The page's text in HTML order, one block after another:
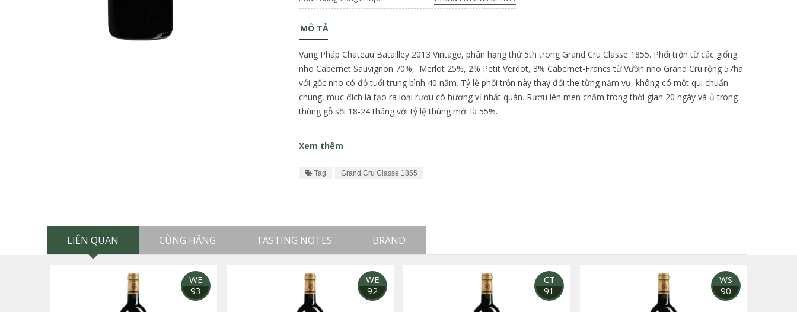
MÔ TẢ
Vang Pháp Chateau Batailley 2013 Vintage, phân hạng thứ 5th trong Grand Cru Classe 1855. Phối trộn từ các giống
nho Cabernet Sauvignon 70%, Merlot 25%, 2% Petit Verdot, 3% Cabernet-Francs từ Vườn nho Grand Cru rộng 57ha
với gốc nho có độ tuổi trung bình 40 năm. Tỷ lệ phối trộn này thay đổi the từng năm vụ, không có một qui chuẩn
chung, mục đích là tạo ra loại rượu có hương vị nhất quán. Rượu lên men chậm trong thời gian 20 ngày và ủ trong
thùng gỗ sồi 18-24 tháng với tỷ lệ thùng mới là 55%.
Xem thêm
Tag Grand Cru Classe 1855
LIÊN QUAN CÙNG HÃNG TASTING NOTES BRAND
WE
93
WE
92
CT
91
WS
90